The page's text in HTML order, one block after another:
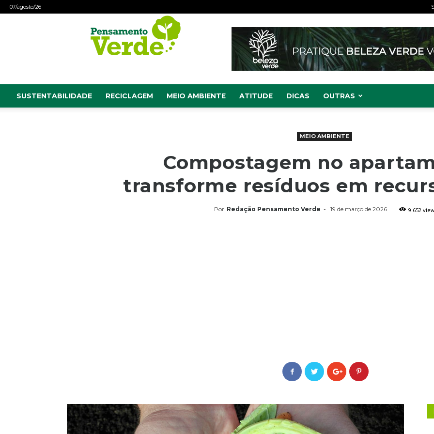
07/agosto/26
SUSTENTABILIDADE RECICLAGEM MEIO AMBIENTE ATITUDE DICAS OUTRAS
MEIO AMBIENTE
Compostagem no
transforme resíduos em
Por Redação Pensamento Verde - 19 de março de 2026 9.652